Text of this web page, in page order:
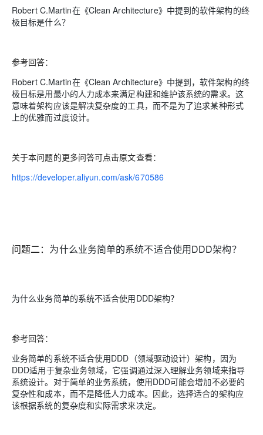
Robert C.Martin在《Clean Architecture》中提到的软件架构的终
极目标是什么？
参考回答：
Robert C.Martin在《Clean Architecture》中提到，软件架构的终
极目标是用最小的人力成本来满足构建和维护该系统的需求。这
意味着架构应该是解决复杂度的工具，而不是为了追求某种形式
上的优雅而过度设计。
关于本问题的更多问答可点击原文查看：
https://developer.aliyun.com/ask/670586
问题二： 为什么业务简单的系统不适合使用DDD架构？
为什么业务简单的系统不适合使用DDD架构？
参考回答：
业务简单的系统不适合使用DDD（领域驱动设计）架构，因为
DDD适用于复杂业务领域，它强调通过深入理解业务领域来指导
系统设计。对于简单的业务系统，使用DDD可能会增加不必要的
复杂性和成本，而不是降低人力成本。因此，选择适合的架构应
该根据系统的复杂度和实际需求来决定。